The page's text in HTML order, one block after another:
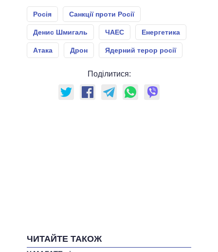
Росія Санкції проти Росії
Денис Шмигаль ЧАЕС Енергетика
Атака Дрон Ядерний терор росії
Поділитися:
ЧИТАЙТЕ ТАКОЖ